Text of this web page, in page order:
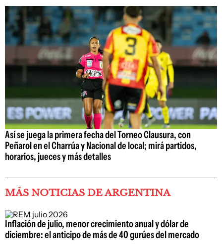
Así se juega la primera fecha del Torneo Clausura, con
Peñarol en el Charrúa y Nacional de local; mirá partidos,
horarios, jueces y más detalles
MÁS NOTICIAS DE ARGENTINA
Inflación de julio, menor crecimiento anual y dólar de
diciembre: el anticipo de más de 40 gurúes del mercado